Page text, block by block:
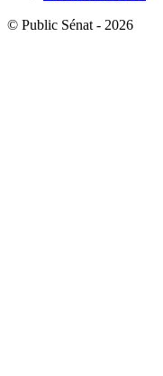
© Public Sénat - 2026